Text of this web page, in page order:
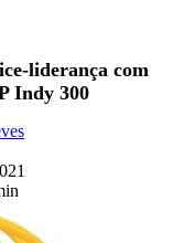
liderança com
Indy 300